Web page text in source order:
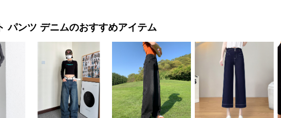
パンツ デニムのおすすめアイテム